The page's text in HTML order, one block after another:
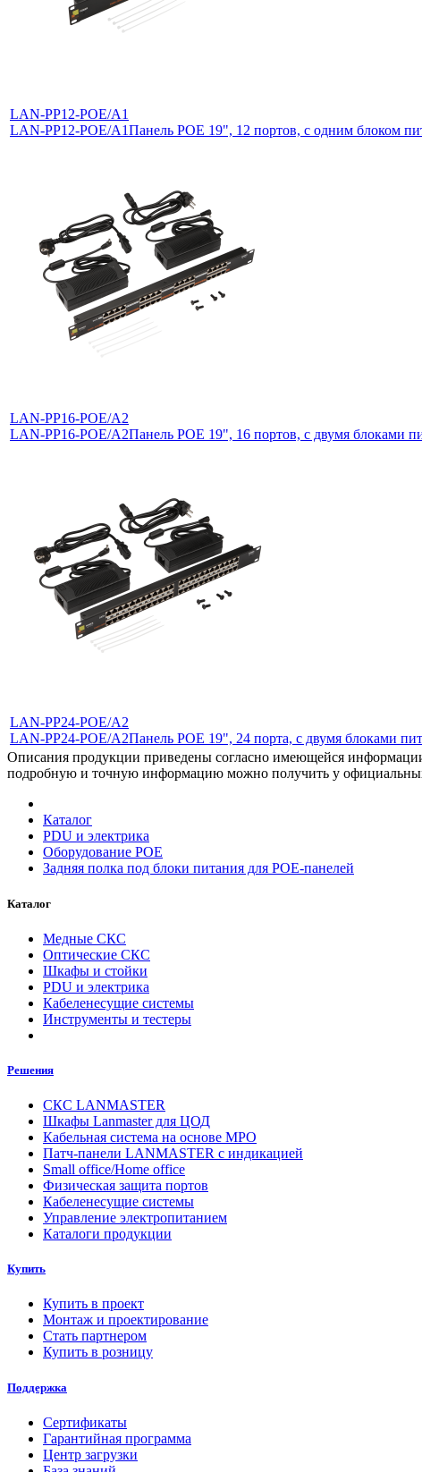
LAN-PP12-POE/A1
LAN-PP12-POE/A1Панель POE 19", 12 портов, с одним блоком
LAN-PP16-POE/A2
LAN-PP16-POE/A2Панель POE 19", 16 портов, с двумя блоками
LAN-PP24-POE/A2
LAN-PP24-POE/A2Панель POE 19", 24 порта, с двумя блоками
Описания продукции приведены согласно имеющейся
подробную и точную информацию можно получить у
Каталог
PDU и электрика
Оборудование POE
Задняя полка под блоки питания для POE-панелей
Каталог
Медные СКС
Оптические СКС
Шкафы и стойки
PDU и электрика
Кабеленесущие системы
Инструменты и тестеры
Решения
СКС LANMASTER
Шкафы Lanmaster для ЦОД
Кабельная система на основе MPO
Патч-панели LANMASTER с индикацией
Small office/Home office
Физическая защита портов
Кабеленесущие системы
Управление электропитанием
Каталоги продукции
Купить
Купить в проект
Монтаж и проектирование
Стать партнером
Купить в розницу
Поддержка
Сертификаты
Гарантийная программа
Центр загрузки